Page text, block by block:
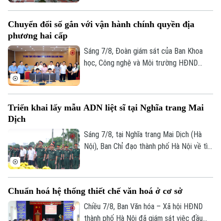
Di tích
Dinh dưỡng
Tư vấn sức khỏe
Quần vợt
Golf
Tin tức
Sao
Điện ảnh
Thời trang
Đã phát sóng
nhiều người dân và doanh nghiệp đã sớm
siêu dự án 162.000 tỷ đồng này.
Chuyển đổi số gắn với vận hành chính quyền địa
phương hai cấp
Sáng 7/8, Đoàn giám sát của Ban Khoa
học, Công nghệ và Môi trường HĐND
Triển khai lấy mẫu ADN liệt sĩ tại Nghĩa trang Mai
Dịch
Sáng 7/8, tại Nghĩa trang Mai Dịch (Hà
Nội), Ban Chỉ đạo thành phố Hà Nội về tìm
khai công tác lấy mẫu hài cốt liệt sĩ chưa
xác định được thông tin để phục vụ giám
định ADN.
Chuẩn hoá hệ thống thiết chế văn hoá ở cơ sở
Chiều 7/8, Ban Văn hóa – Xã hội HĐND
thành phố Hà Nội đã giám sát việc đầu